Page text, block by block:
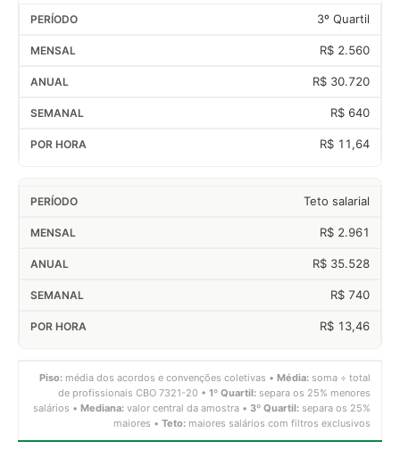
3º Quartil
R$ 2.560
R$ 30.720
R$ 640
R$ 11,64
Teto salarial
R$ 2.961
R$ 35.528
R$ 740
R$ 13,46
Piso: média dos acordos e convenções coletivas • Média: soma ÷ total
de profissionais CBO 7321-20 • 1º Quartil: separa os 25% menores
salários • Mediana: valor central da amostra • 3º Quartil: separa os 25%
maiores • Teto: maiores salários com filtros exclusivos